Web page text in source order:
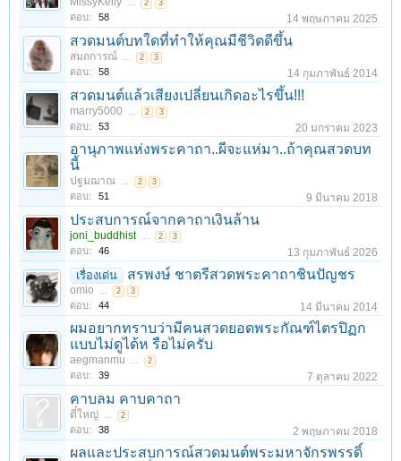
... 2 3
ตอบ: 58 14 พฤษภาคม 2025
สวดมนต์บทใดที่ทำให้คุณมีชีวิตดีขึ้น
สมถการณ์ ... 2 3
ตอบ: 58 14 กุมภาพันธ์ 2014
สวดมนต์แล้วเสียงเปลี่ยนเกิดอะไรขึ้น!!!
marry5000 ... 2 3
ตอบ: 53 20 มกราคม 2023
อานุภาพแห่งพระคาถา..ผีจะแห่มา..ถ้าคุณสวดบท
นี้
ปฐมฌาณ ... 2 3
ตอบ: 51 9 มีนาคม 2018
ประสบการณ์จากคาถาเงินล้าน
joni_buddhist ... 2 3
ตอบ: 46 13 กุมภาพันธ์ 2026
เรื่องเด่น สรพงษ์ ชาตรีสวดพระคาถาชินปัญชร
omio ... 2 3
ตอบ: 44 14 มีนาคม 2014
ผมอยากทราบว่ามีคนสวดยอดพระกัณฑ์ไตรปิฏก
แบบไม่ดูได้ห รือไม่ครับ
aegmanmu ... 2
ตอบ: 39 7 ตุลาคม 2022
คาบลม คาบคาถา
ตี๋ใหญ่ ... 2
ตอบ: 38 2 พฤษภาคม 2018
ผลและประสบการณ์สวดมนต์พระมหาจักรพรรดิ์